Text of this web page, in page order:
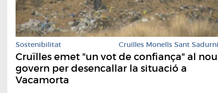
Sostenibilitat Cruïlles Monells Sant Sadurní
Cruïlles emet "un vot de confiança" al nou
govern per desencallar la situació a
Vacamorta